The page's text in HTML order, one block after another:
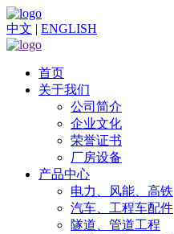
中文 | ENGLISH
首页
关于我们
公司简介
企业文化
荣誉证书
厂房设备
产品中心
电力、风能、高铁
汽车、工程车配件
隧道、管道工程